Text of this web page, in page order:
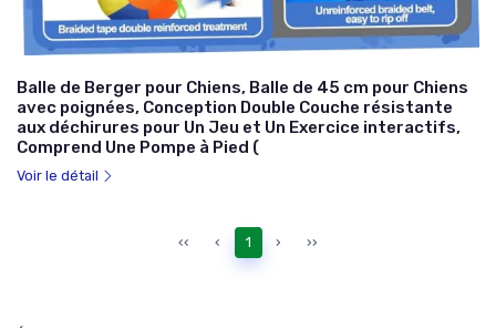
Balle de Berger pour Chiens, Balle de 45 cm pour Chiens
avec poignées, Conception Double Couche résistante
aux déchirures pour Un Jeu et Un Exercice interactifs,
Comprend Une Pompe à Pied (
Voir le détail
‹‹ ‹ 1 › ››